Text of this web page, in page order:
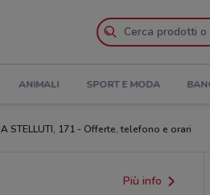
ANIMALI SPORT E MODA
STELLUTI, 171 - Offerte, telefono e orari
Più info